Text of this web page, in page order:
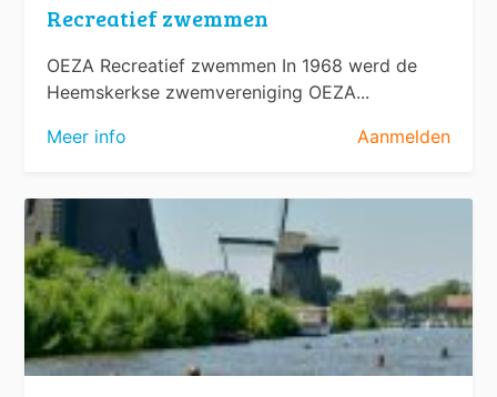
Recreatief zwemmen
OEZA Recreatief zwemmen In 1968 werd de
Heemskerkse zwemvereniging OEZA...
Meer info
Aanmelden